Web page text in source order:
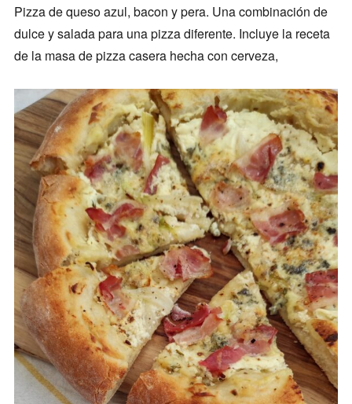
Pizza de queso azul, bacon y pera. Una combinación de
dulce y salada para una pizza diferente. Incluye la receta
de la masa de pizza casera hecha con cerveza,